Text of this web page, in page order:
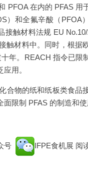
PFOA 在内的 PFAS 用
和全氟辛酸（PFOA）
接触材料法规 EU
触材料中。同时，根据
年。REACH 指令已限
用。
合物的纸和纸板类食品
限制 PFAS 的制造和使
号 IFPE食机展 阅